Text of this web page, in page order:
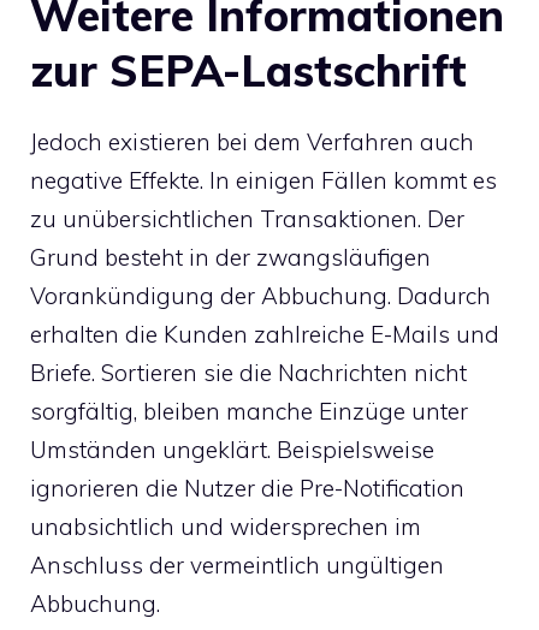
Weitere Informationen
zur SEPA-Lastschrift
Jedoch existieren bei dem Verfahren auch
negative Effekte. In einigen Fällen kommt es
zu unübersichtlichen Transaktionen. Der
Grund besteht in der zwangsläufigen
Vorankündigung der Abbuchung. Dadurch
erhalten die Kunden zahlreiche E-Mails und
Briefe. Sortieren sie die Nachrichten nicht
sorgfältig, bleiben manche Einzüge unter
Umständen ungeklärt. Beispielsweise
ignorieren die Nutzer die Pre-Notification
unabsichtlich und widersprechen im
Anschluss der vermeintlich ungültigen
Abbuchung.